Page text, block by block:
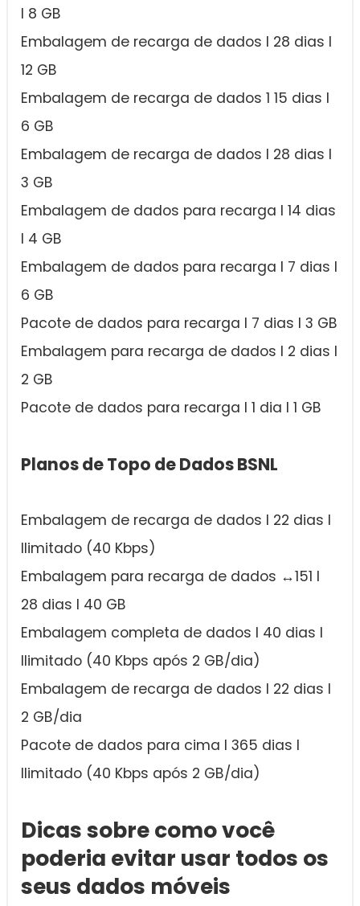
I 8 GB
Embalagem de recarga de dados I 28 dias I
12 GB
Embalagem de recarga de dados 1 15 dias I
6 GB
Embalagem de recarga de dados I 28 dias I
3 GB
Embalagem de dados para recarga I 14 dias
I 4 GB
Embalagem de dados para recarga I 7 dias I
6 GB
Pacote de dados para recarga I 7 dias I 3 GB
Embalagem para recarga de dados I 2 dias I
2 GB
Pacote de dados para recarga I 1 dia I 1 GB
Planos de Topo de Dados BSNL
Embalagem de recarga de dados I 22 dias I
Ilimitado (40 Kbps)
Embalagem para recarga de dados ↔151 I
28 dias I 40 GB
Embalagem completa de dados I 40 dias I
Ilimitado (40 Kbps após 2 GB/dia)
Embalagem de recarga de dados I 22 dias I
2 GB/dia
Pacote de dados para cima I 365 dias I
Ilimitado (40 Kbps após 2 GB/dia)
Dicas sobre como você
poderia evitar usar todos os
seus dados móveis